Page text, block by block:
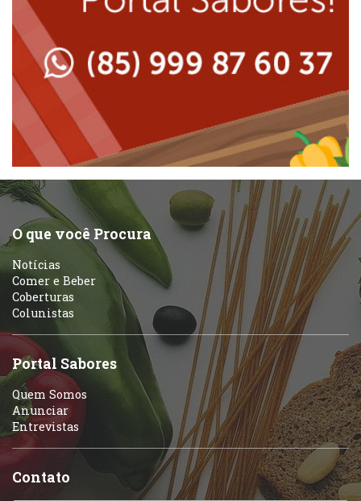
Lanchonetes
Massas
Peixes e Frutos do Mar
Pizzarias
Portuguesa
Self-service
Sobremesas e sorvetes
Peixes e Frutos do Mar
Pizzarias
Sobremesas e sorvetes
Variados
O que você Procura
Notícias
Comer e Beber
Coberturas
Colunistas
Portal Sabores
Quem Somos
Anunciar
Entrevistas
Contato